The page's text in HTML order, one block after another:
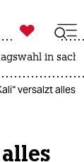

taz zahl ich
in
versalzt alles